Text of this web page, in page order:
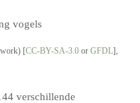
work) [CC-BY-SA-3.0 or GFDL],
verschillende